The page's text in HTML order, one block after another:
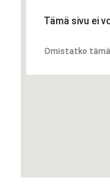
Tämä sivu ei
Omistatko